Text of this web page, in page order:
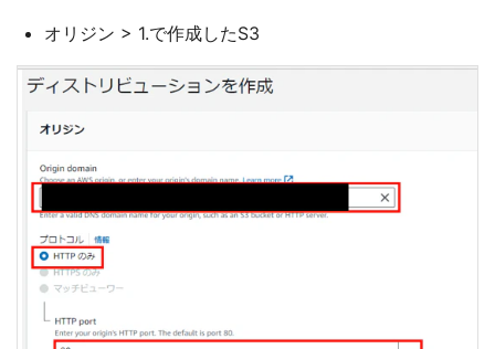
オリジン > 1.で作成したS3